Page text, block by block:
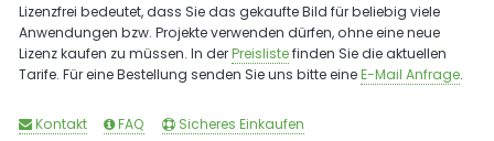
Lizenzfrei bedeutet, dass Sie das gekaufte Bild für beliebig viele
Anwendungen bzw. Projekte verwenden dürfen, ohne eine neue
Lizenz kaufen zu müssen. In derPreislistefinden Sie die aktuellen
Tarife. Für eine Bestellung senden Sie uns bitte eineE-Mail Anfrage.
Kontakt FAQ Sicheres Einkaufen